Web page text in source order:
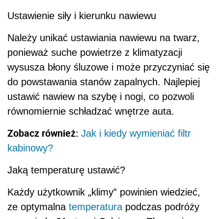
Ustawienie siły i kierunku nawiewu
Należy unikać ustawiania nawiewu na twarz,
ponieważ suche powietrze z klimatyzacji
wysusza błony śluzowe i może przyczyniać się
do powstawania stanów zapalnych. Najlepiej
ustawić nawiew na szybę i nogi, co pozwoli
równomiernie schładzać wnętrze auta.
Zobacz również: Jak i kiedy wymieniać filtr
kabinowy?
Jaką temperaturę ustawić?
Każdy użytkownik „klimy” powinien wiedzieć,
ze optymalna temperatura podczas podróży